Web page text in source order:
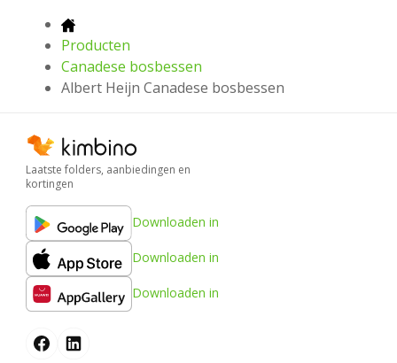
Producten
Canadese bosbessen
Albert Heijn Canadese bosbessen
Laatste folders, aanbiedingen en
kortingen
Downloaden in
Downloaden in
Downloaden in